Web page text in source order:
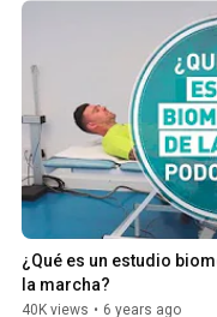
¿Qué es un estudio
la marcha?
40K views • 6 years ago